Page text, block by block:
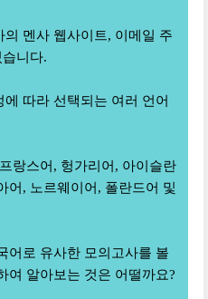
멘사 웹사이트, 이메일 주
니다.
따라 선택되는 여러 언어
랑스어, 헝가리어, 아이슬란
어, 노르웨이어, 폴란드어 및
어로 유사한 모의고사를 볼
여 알아보는 것은 어떨까요?